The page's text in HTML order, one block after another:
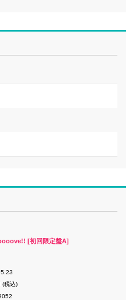
[初回限定盤A]
(税込)